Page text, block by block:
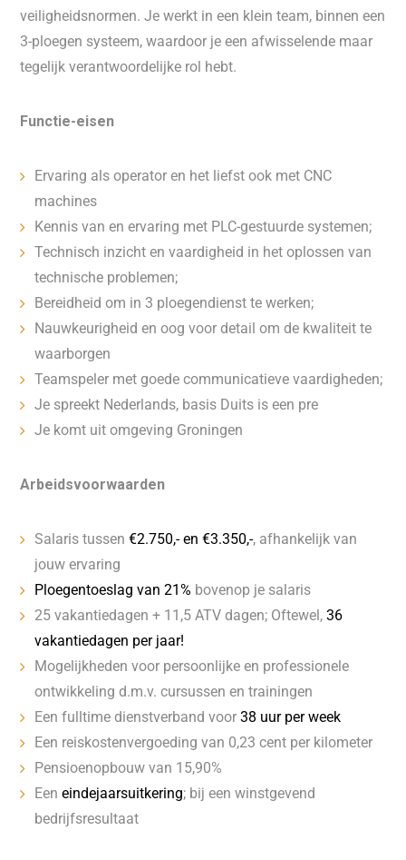
veiligheidsnormen. Je werkt in een klein team, binnen een
3-ploegen systeem, waardoor je een afwisselende maar
tegelijk verantwoordelijke rol hebt.
Functie-eisen
Ervaring als operator en het liefst ook met CNC
machines
Kennis van en ervaring met PLC-gestuurde systemen;
Technisch inzicht en vaardigheid in het oplossen van
technische problemen;
Bereidheid om in 3 ploegendienst te werken;
Nauwkeurigheid en oog voor detail om de kwaliteit te
waarborgen
Teamspeler met goede communicatieve vaardigheden;
Je spreekt Nederlands, basis Duits is een pre
Je komt uit omgeving Groningen
Arbeidsvoorwaarden
Salaris tussen €2.750,- en €3.350,-, afhankelijk van
jouw ervaring
Ploegentoeslag van 21% bovenop je salaris
25 vakantiedagen + 11,5 ATV dagen; Oftewel,36
vakantiedagen per jaar!
Mogelijkheden voor persoonlijke en professionele
ontwikkeling d.m.v. cursussen en trainingen
Een fulltime dienstverband voor38 uur per week
Een reiskostenvergoeding van 0,23 cent per kilometer
Pensioenopbouw van 15,90%
Eeneindejaarsuitkering; bij een winstgevend
bedrijfsresultaat